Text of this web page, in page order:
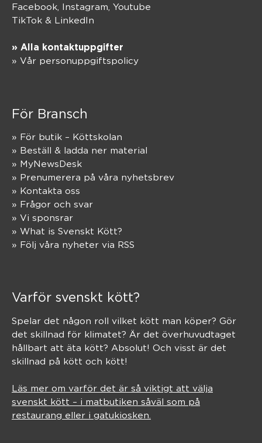
Facebook, Instagram Youtube
TikTok & LinkedIn
» Alla kontaktuppgifter
» Vår personuppgiftspolicy
För Bransch
» För butik – Köttskolan
» Beställ & ladda ner material
» MyNewsDesk
» Prenumerera på våra nyhetsbrev
» Kontakta oss
» Frågor och svar
» Vi sponsrar
» What is Svenskt Kött?
» Följ våra nyheter via RSS
Varför svenskt kött?
Spelar det någon roll vilket kött man köper? Gör
det skillnad för klimatet? Är det överhuvudtaget
hållbart att äta kött? Absolut! Och visst är det
skillnad på kött och kött!
Läs mer om varför det är så viktigt att välja
svenskt kött – i matbutiken såväl som på
restaurang eller i gatukiosken.